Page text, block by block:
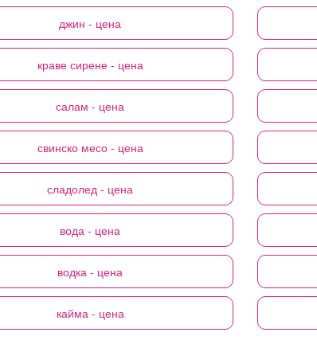
джин - цена
краве сирене - цена
салам - цена
свинско месо - цена
сладолед - цена
вода - цена
водка - цена
кайма - цена